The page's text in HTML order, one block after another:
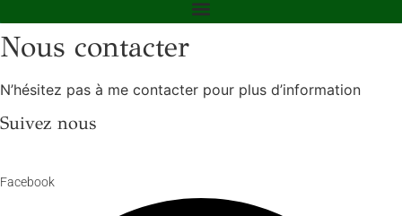
Nous contacter
N’hésitez pas à me contacter pour plus d’information
Suivez nous
Facebook